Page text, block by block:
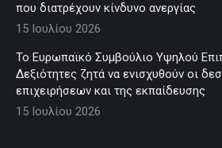
που διατρέχουν κίνδυνο ανεργίας
15 Ιουλίου 2026
Το Ευρωπαϊκό Συμβούλιο Υψηλού
Δεξιότητες ζητά να ενισχυθούν οι
επιχειρήσεων και της εκπαίδευσης
15 Ιουλίου 2026